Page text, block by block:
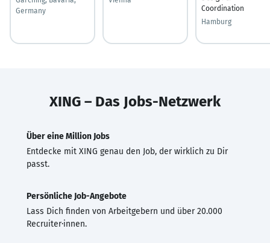
Germany
Coordination
Hamburg
XING – Das Jobs-Netzwerk
Über eine Million Jobs
Entdecke mit XING genau den Job, der wirklich zu Dir
passt.
Persönliche Job-Angebote
Lass Dich finden von Arbeitgebern und über 20.000
Recruiter·innen.